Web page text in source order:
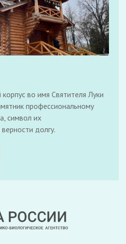
во имя Святителя Луки
профессиональному
символ их
долгу.